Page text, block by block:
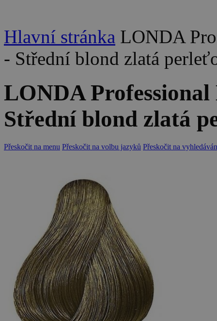
Hlavní stránka LONDA
- Střední blond zlatá
LONDA
Střední blond zlatá
Přeskočit na menu Přeskočit na volbu jazyků Přeskočit na